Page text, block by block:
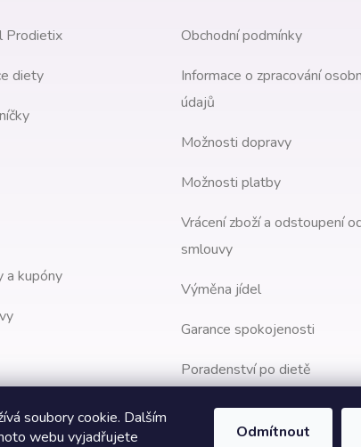
soubory cookie. Dalším
webu vyjadřujete
Odmítnout
Prodietix
diety
a kupóny
Obchodní podmínky
Informace o zpracování
údajů
Možnosti dopravy
Možnosti platby
Vrácení zboží a odstoupení
smlouvy
Výměna jídel
Garance spokojenosti
Poradenství po dietě